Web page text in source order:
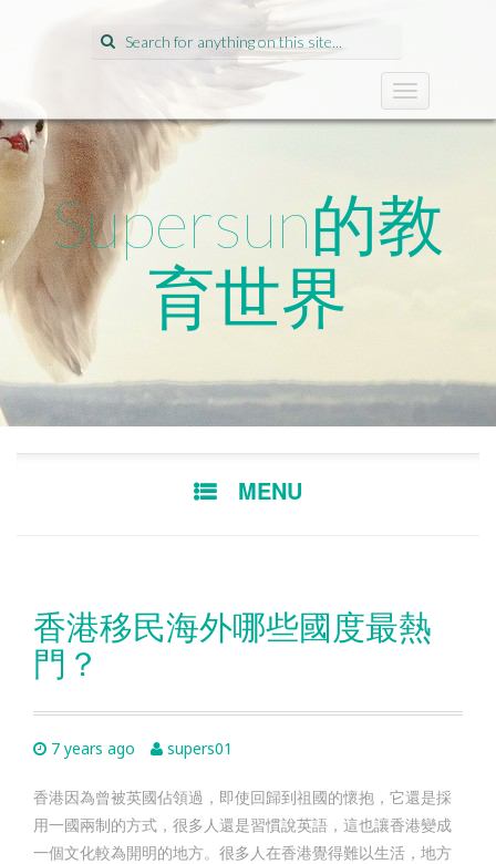
Search
for:
T
o
e
n
a
i
n
Supersun的教
育世界
MENU
香港移民海外哪些國度最熱
門？
7 years ago supers01
香港因為曾被英國佔領過，即使回歸到祖國的懷抱，它還是採
用一國兩制的方式，很多人還是習慣說英語，這也讓香港變成
一個文化較為開明的地方。很多人在香港覺得難以生活，地方